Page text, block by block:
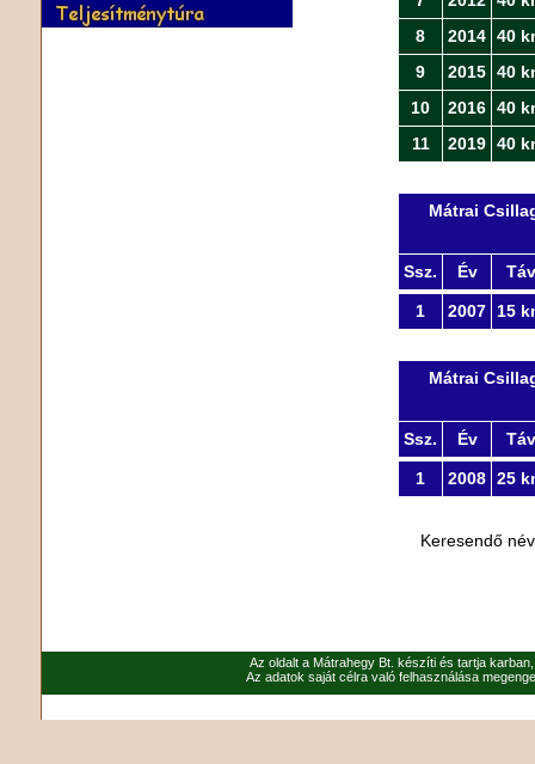
8
2014 40
9
2015 40
10
2016 40
11
2019 40
Mátrai
Ssz. Év Táv
1 2007 15
Mátrai
Ssz. Év Táv
1 2008 25
Keresendő
Az oldalt a Mátrahegy Bt. készíti és tartja
Az adatok saját célra való felhasználása